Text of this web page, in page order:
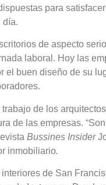
para
día.
de aspecto
laboral. Hoy las
el buen diseño de su
de los
de las empresas.
Bussines Insider
inmobiliario.
de San